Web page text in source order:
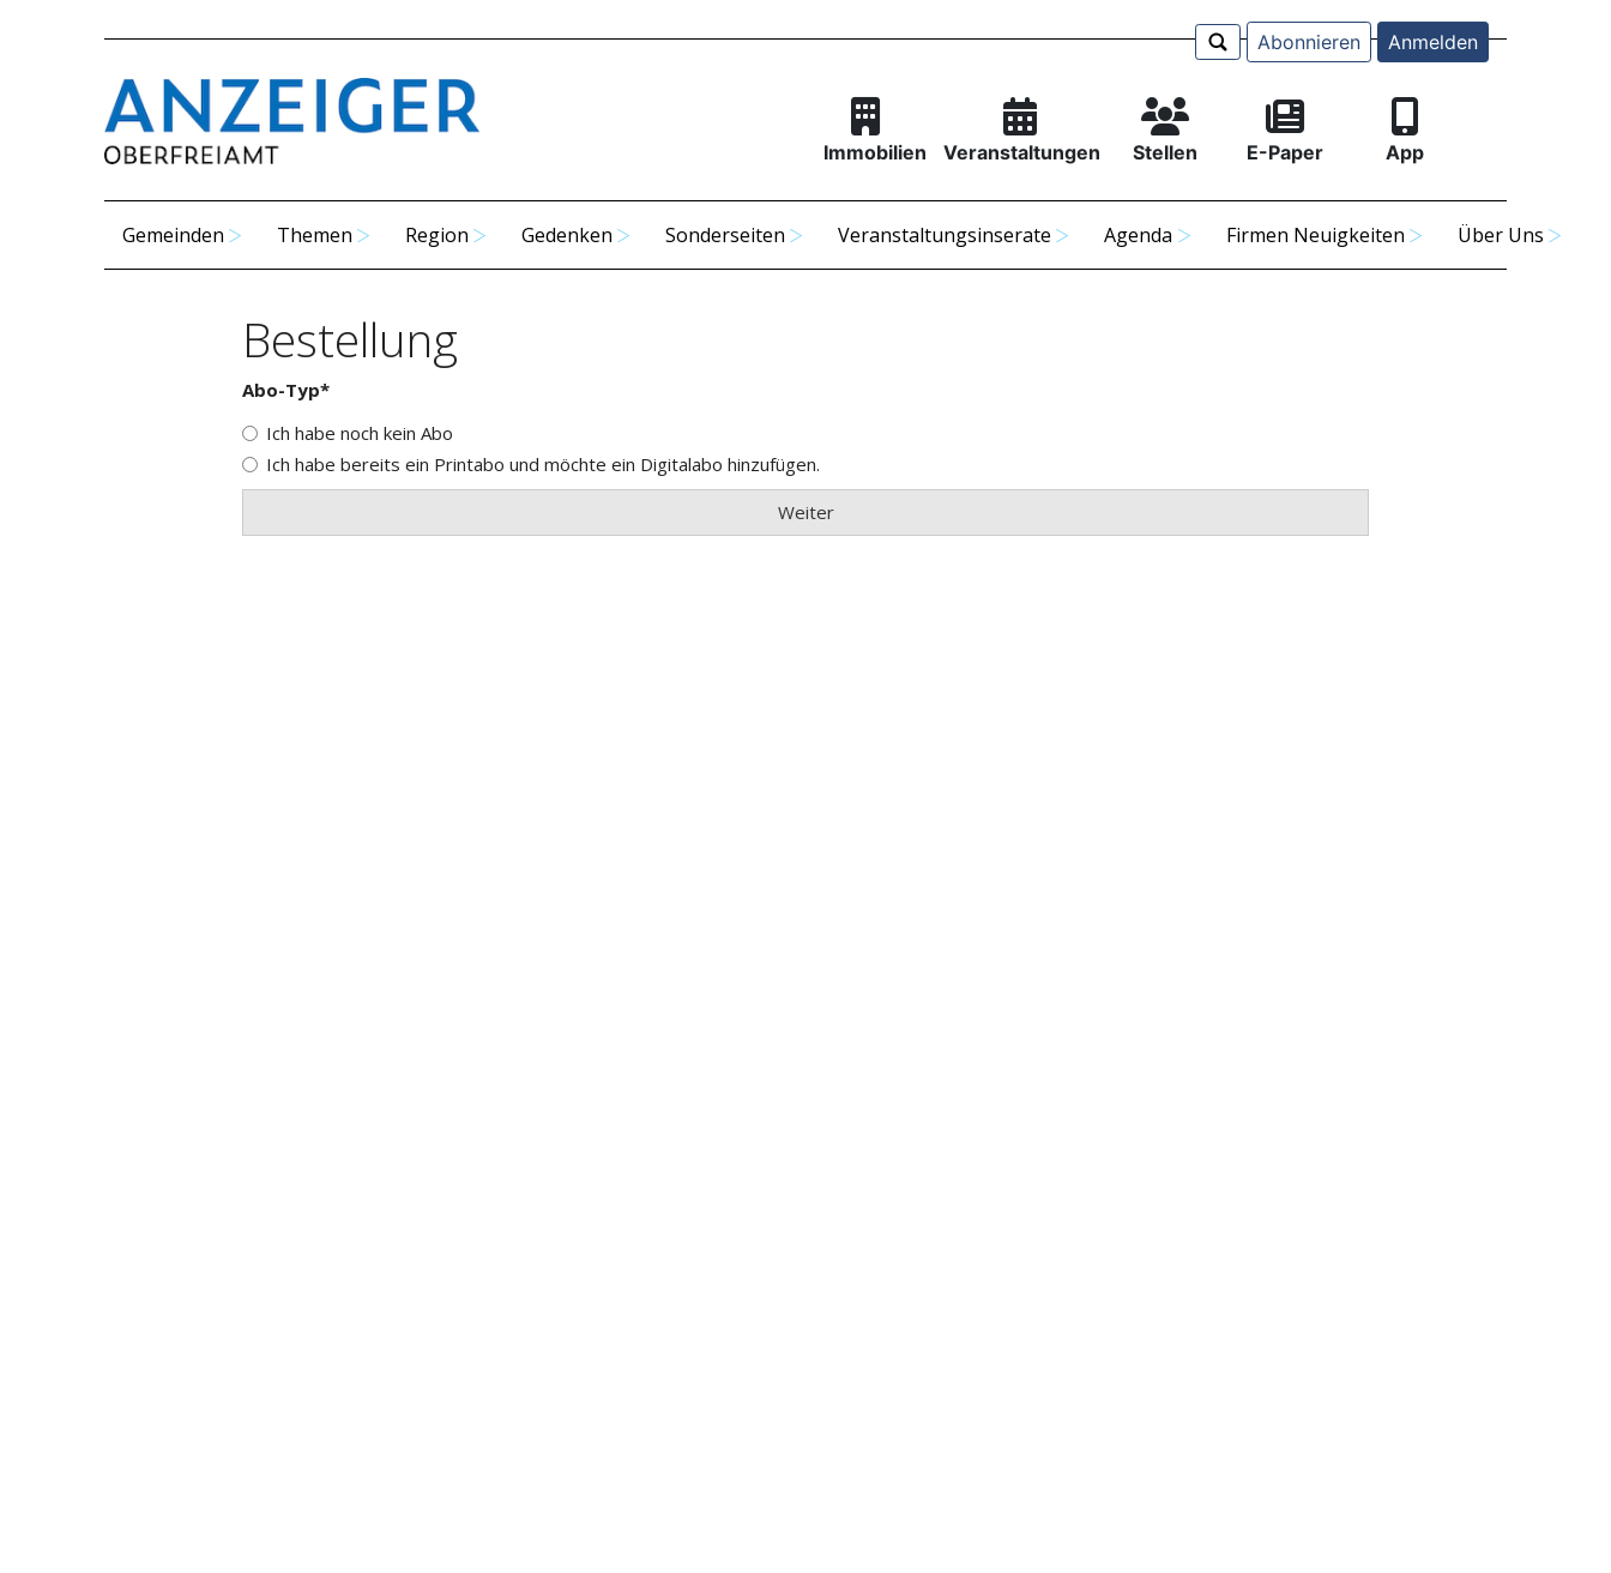
Abonnieren Anmelden
Immobilien Veranstaltungen Stellen E-Paper App
Gemeinden Themen Region Gedenken Sonderseiten Veranstaltungsinserate Agenda Firmen Neuigkeiten Über Uns